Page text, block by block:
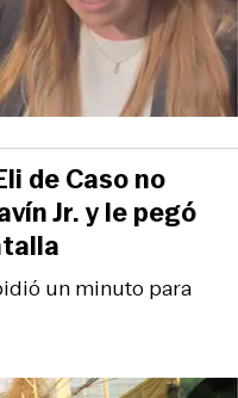
un minuto para
de Caso no
Jr. y le pegó